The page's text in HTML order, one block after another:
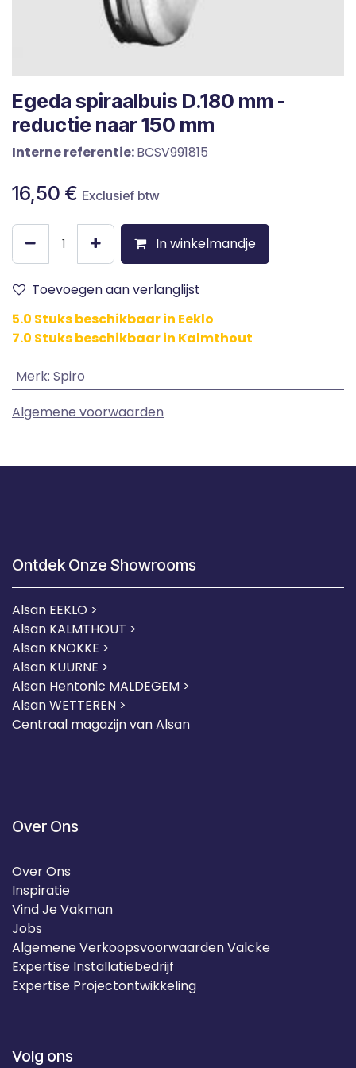
Egeda spiraalbuis D.180 mm -
reductie naar 150 mm
Interne referentie:BCSV991815
16,50 € Exclusief btw
In winkelmandje
Toevoegen aan verlanglijst
5.0 Stuks beschikbaar in Eeklo
7.0 Stuks beschikbaar in Kalmthout
Merk: Spiro
Algemene voorwaarden
Ontdek Onze Showrooms
Alsan EEKLO >
Alsan KALMTHOUT >
Alsan KNOKKE >
Alsan KUURNE >
Alsan Hentonic MALDEGEM >
Alsan WETTEREN >
Centraal magazijn van Alsan
Over Ons
Over Ons
Inspiratie
Vind Je Vakman
Jobs
Algemene Verkoopsvoorwaarden Valcke
Expertise Installatiebedrijf
Expertise Projectontwikkeling
Volg ons